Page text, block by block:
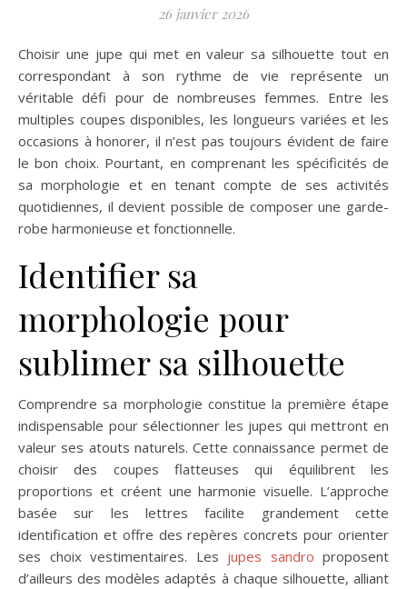
26 janvier 2026
Choisir une jupe qui met en valeur sa silhouette tout en
correspondant à son rythme de vie représente un
véritable défi pour de nombreuses femmes. Entre les
multiples coupes disponibles, les longueurs variées et les
occasions à honorer, il n’est pas toujours évident de faire
le bon choix. Pourtant, en comprenant les spécificités de
sa morphologie et en tenant compte de ses activités
quotidiennes, il devient possible de composer une garde-
robe harmonieuse et fonctionnelle.
Identifier sa
morphologie pour
sublimer sa silhouette
Comprendre sa morphologie constitue la première étape
indispensable pour sélectionner les jupes qui mettront en
valeur ses atouts naturels. Cette connaissance permet de
choisir des coupes flatteuses qui équilibrent les
proportions et créent une harmonie visuelle. L’approche
basée sur les lettres facilite grandement cette
identification et offre des repères concrets pour orienter
ses choix vestimentaires. Les jupes sandro proposent
d’ailleurs des modèles adaptés à chaque silhouette, alliant